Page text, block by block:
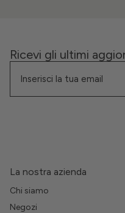
Ricevi gli ultimi
La nostra azienda
Chi siamo
Negozi